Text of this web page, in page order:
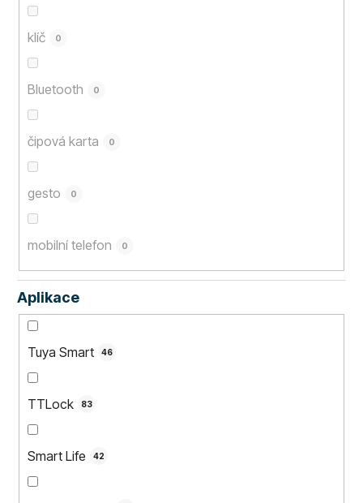
klíč 0
Bluetooth 0
čipová karta 0
gesto 0
mobilní telefon 0
Aplikace
Tuya Smart 46
TTLock 83
Smart Life 42